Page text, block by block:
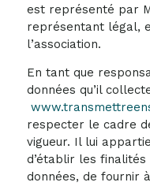
est représenté par
représentant légal,
l’association.
En tant que
données qu’il
respecter le cadre
vigueur. Il lui
d’établir les
données, de fournir